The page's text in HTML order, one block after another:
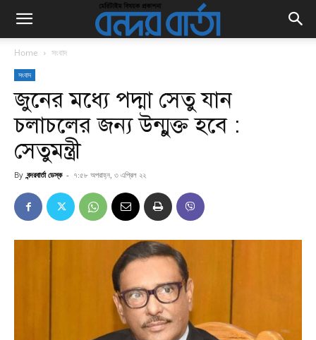
Home সংবাদ
সংবাদ
জুনের মধ্যে পদ্মা সেতু যান
চলাচলের জন্য উন্মুক্ত হবে :
সেতুমন্ত্রী
By বন্দরবার্তা ডেস্ক - ৭:৫৮ অপরাহ্ন, ৩ এপ্রিল ২২